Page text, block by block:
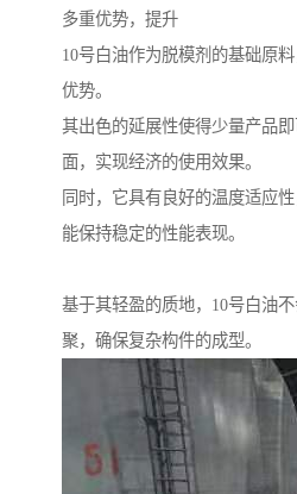
多重优势，提升
10号白油作为脱模剂的基础原
优势。
其出色的延展性使得少量产品
面，实现经济的使用效果。
同时，它具有良好的温度适应
能保持稳定的性能表现。
基于其轻盈的质地，10号白油
聚，确保复杂构件的成型。